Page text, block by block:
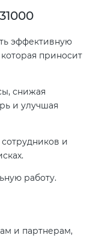
эффективную
приносит
снижая
и улучшая
и
работу.
и партнерам,